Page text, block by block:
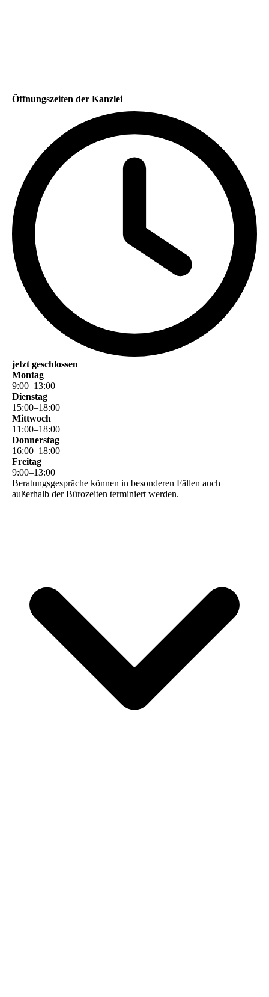
Öffnungszeiten der Kanzlei
jetzt geschlossen
Montag
9:00–13:00
Dienstag
15:00–18:00
Mittwoch
11 :00–18:00
Donnerstag
16:00–18:00
Freitag
9:00–13:00
Beratungsgespräche können in besonderen Fällen auch
außerhalb der Bürozeiten terminiert werden.